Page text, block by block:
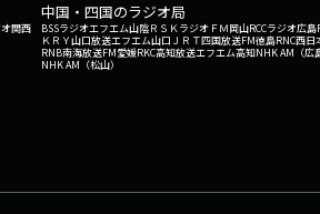
関西
中国・四国のラジオ局
BSSラジオエフエム山陰ＲＳＫラジオ ＦＭ岡山RCCラジオ広島
ＫＲＹ山口放送エフエム山口 ＪＲＴ四国放送FM徳島RNC西日
RNB南海放送FM愛媛RKC高知放送エフエム高知NHK AM（広
NHK AM（松山）